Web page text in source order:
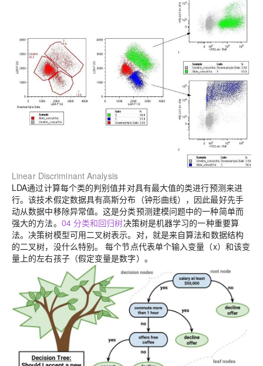
Linear Discriminant Analysis
LDA通过计算每个类的判别值并对具有最大值的类进行预测来进
行。该技术假定数据具有高斯分布（钟形曲线），因此最好先手
动从数据中移除异常值。这是分类预测建模问题中的一种简单而
强大的方法。 04 分类和回归树决策树是机器学习的一种重要算
法。 决策树模型可用二叉树表示。对，就是来自算法和数据结构
的二叉树，没什么特别。 每个节点代表单个输入变量（x）和该变
量上的左右孩子（假定变量是数字）。